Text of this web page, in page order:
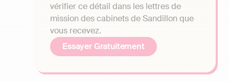
vérifier ce détail dans les lettres de
mission des cabinets de Sandillon que
vous recevez.
Essayer Gratuitement